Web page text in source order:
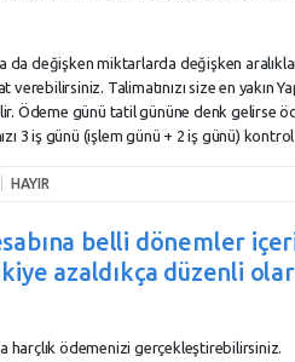
değişken miktarlarda değişken
verebilirsiniz. Talimatınızı size en yakın
Ödeme günü tatil gününe denk gelirse
3 iş günü (işlem günü + 2 iş günü) kontrol
HAYIR
belli dönemler
azaldıkça düzenli
harçlık ödemenizi gerçekleştirebilirsiniz.